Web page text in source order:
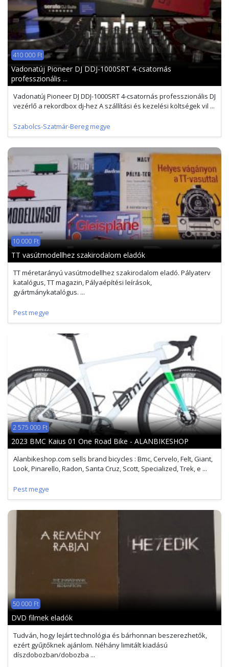
410 000 Ft
Vadonatúj Pioneer DJ DDJ-1000SRT 4-csatornás
professzionális ...
Vadonatúj Pioneer DJ DDJ-1000SRT 4-csatornás professzionális DJ
vezérlő a rekordbox dj-hez A szállítási és kezelési költségek vil ...
Szabolcs-Szatmár-Bereg megye
10 000 Ft
TT vasútmodellhez szakirodalom eladók
TT méretarányú vasútmodellhez szakirodalom eladó. Pályaterv
katalógus, TT magazin, Pályaépítési leírások,
gyártmánykatalógus. ...
Pest megye
2 575 000 Ft
2023 BMC Kaius 01 One Road Bike - ALANBIKESHOP
Alanbikeshop.com sells brand bicycles : Bmc, Cervelo, Felt, Giant,
Look, Pinarello, Radon, Santa Cruz, Scott, Specialized, Trek, e ...
Pest megye
50 000 Ft
DVD filmek eladók
Tudván, hogy lejárt technológia és bárhonnan beszerezhetők,
ezért gyűjtőknek ajánlom. Néhány limitált kiadású
díszdobozban/dobozba ...